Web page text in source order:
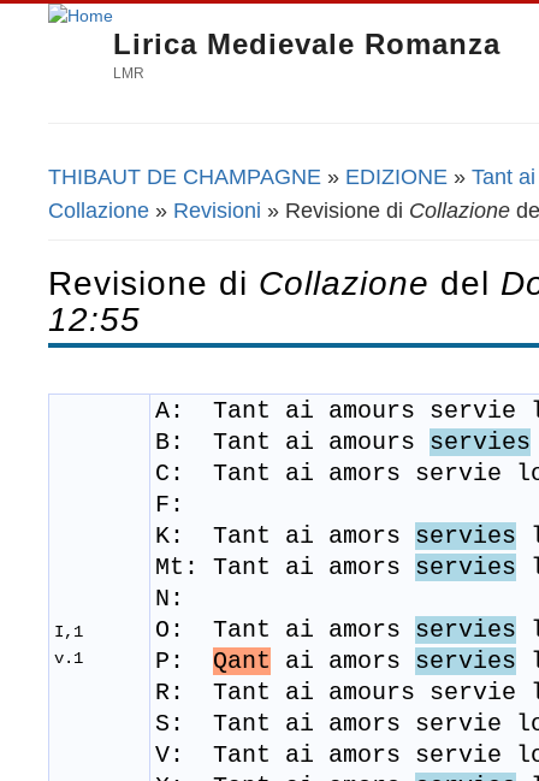
Lirica Medievale Romanza
LMR
Tu sei qui
THIBAUT DE CHAMPAGNE » EDIZIONE » Tant
Collazione » Revisioni » Revisione di Collazione
Revisione di Collazione del
12:55
I,1
v.1
A: Tant ai amours servie
B: Tant ai amours servies
C: Tant ai amors servie
F:
K: Tant ai amors servies
Mt: Tant ai amors servies
N:
O: Tant ai amors servies
P: Qant ai amors servies
R: Tant ai amours servie
​S: Tant ai amors servie
​V: Tant ai amors servie